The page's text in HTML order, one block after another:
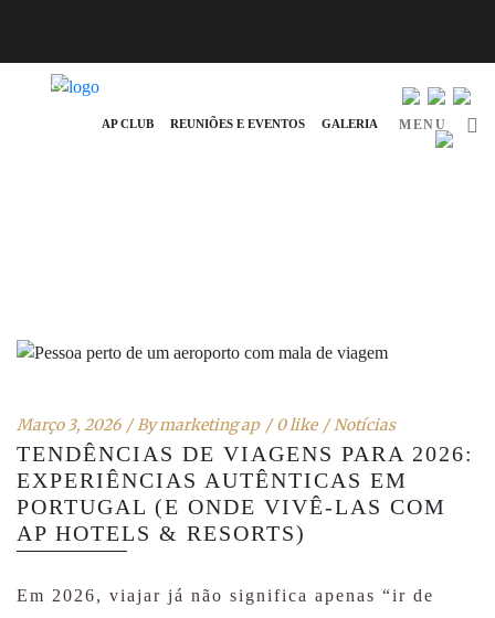
info@ap-hotelsresorts.com
AP CLUB REUNIÕES E EVENTOS GALERIA MENU
Março 3, 2026 Bymarketing ap 0 like Notícias
TENDÊNCIAS DE VIAGENS PARA 2026:
EXPERIÊNCIAS AUTÊNTICAS EM
PORTUGAL (E ONDE VIVÊ-LAS COM
AP HOTELS & RESORTS)
Em 2026, viajar já não significa apenas “ir de